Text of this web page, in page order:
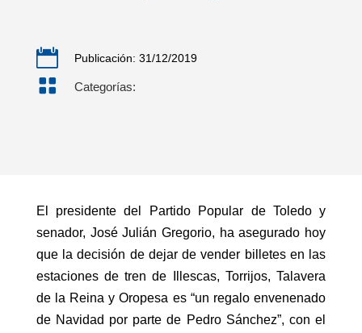
 Publicación: 31/12/2019
 Categorías:
El presidente del Partido Popular de Toledo y
senador, José Julián Gregorio, ha asegurado hoy
que la decisión de dejar de vender billetes en las
estaciones de tren de Illescas, Torrijos, Talavera
de la Reina y Oropesa es “un regalo envenenado
de Navidad por parte de Pedro Sánchez”, con el